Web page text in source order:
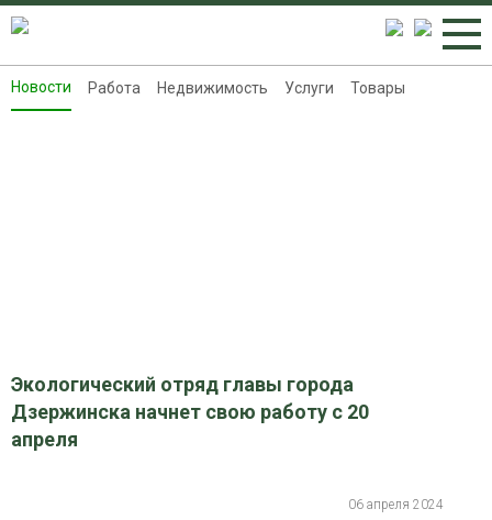
Новости
Новости Работа Недвижимость Услуги Товары
Экологический отряд главы города
Дзержинска начнет свою работу с 20
апреля
06 апреля 2024